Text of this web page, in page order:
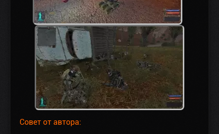
Совет от автора: